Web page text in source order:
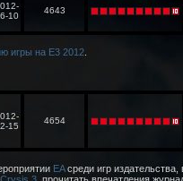
10
4643
игры на E3 2012
15
4654
EAсреди игр